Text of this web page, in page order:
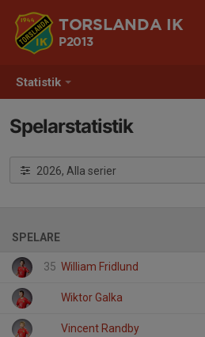
Statistik
TORSLANDA IK
P2013
Spelarstatistik
2026, Alla serier
SPELARE
35 William Fridlund
Wiktor Galka
Vincent Randby